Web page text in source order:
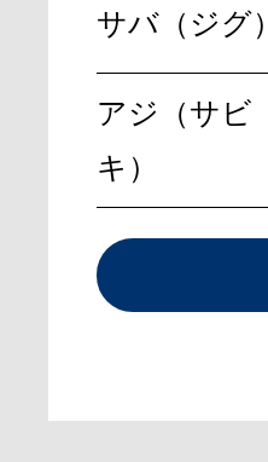
サバ（ジグ）
アジ（サビ
キ）